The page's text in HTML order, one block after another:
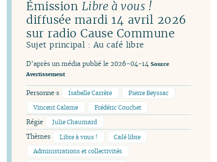
Émission Libre à vous !
diffusée mardi 14 avril 2026
sur radio Cause Commune
Sujet principal : Au café libre
D’après un média publié le 2026-04-14 Source
Avertissement
Personne·s Isabelle Carrère
Pierre Beyssac
Vincent Calame
Frédéric Couchet
Régie Julie Chaumard
Thèmes Libre à vous !
Café libre
Administrations et collectivités